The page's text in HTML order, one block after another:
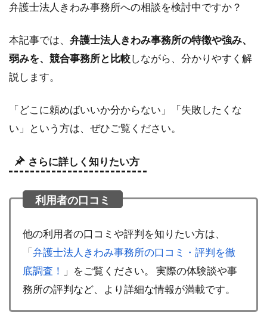
弁護士法人きわみ事務所への相談を検討中ですか？
本記事では、 弁護士法人きわみ事務所の特徴や強み、
弱みを、競合事務所と比較しながら、分かりやすく解
説します。
「どこに頼めばいいか分からない」「失敗したくな
い」という方は、ぜひご覧ください。
さらに詳しく知りたい方
他の利用者の口コミや評判を知りたい方は、
「弁護士法人きわみ事務所の口コミ・評判を徹
底調査！
」をご覧ください。 実際の体験談や事
務所の評判など、より詳細な情報が満載です。